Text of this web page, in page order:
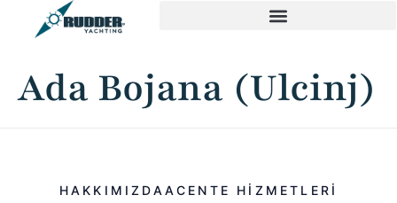
Ada Bojana (Ulcinj)
HAKKIMIZDA ACENTE HIZMETLERI